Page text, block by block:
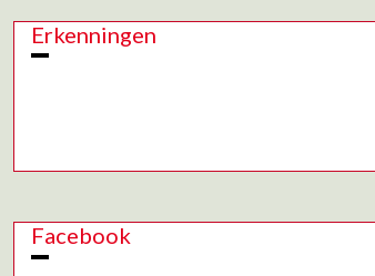
Erkenningen
Facebook